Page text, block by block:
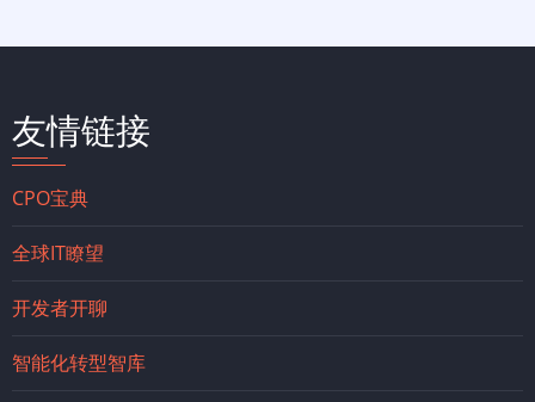
友情链接
CPO宝典
全球IT瞭望
开发者开聊
智能化转型智库